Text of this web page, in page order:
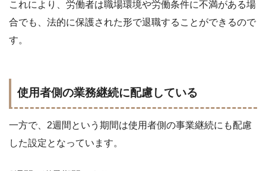
これにより、労働者は職場環境や労働条件に不満がある場
合でも、法的に保護された形で退職することができるので
す。
使用者側の業務継続に配慮している
一方で、2週間という期間は使用者側の事業継続にも配慮
した設定となっています。